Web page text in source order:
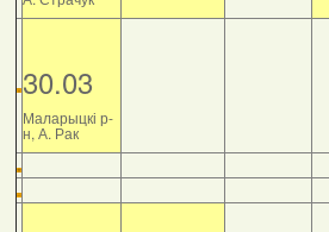
30.03
Маларыцкі р-
н, А. Рак